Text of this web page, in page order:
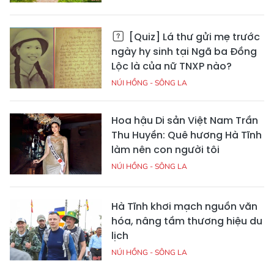
[Quiz] Lá thư gửi mẹ trước
ngày hy sinh tại Ngã ba Đồng
Lộc là của nữ TNXP nào?
NÚI HỒNG - SÔNG LA
Hoa hậu Di sản Việt Nam Trần
Thu Huyền: Quê hương Hà Tĩnh
làm nên con người tôi
NÚI HỒNG - SÔNG LA
Hà Tĩnh khơi mạch nguồn văn
hóa, nâng tầm thương hiệu du
lịch
NÚI HỒNG - SÔNG LA